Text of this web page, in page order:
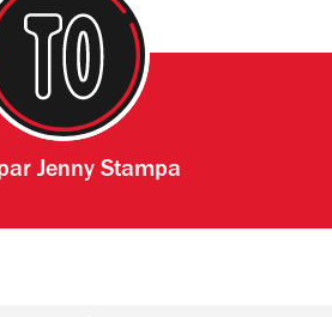
Jenny Stampa